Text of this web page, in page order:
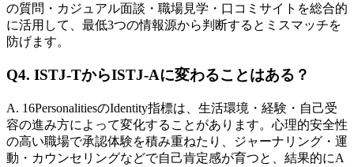
の質問・カジュアル面談・職場見学・口コミサイトを総合的
に活用して、最低3つの情報源から判断するとミスマッチを
防げます。
Q4. ISTJ-TからISTJ-Aに変わることはある？
A. 16PersonalitiesのIdentity指標は、生活環境・経験・自己受
容の進み方によって変化することがあります。心理的安全性
の高い職場で承認体験を積み重ねたり、ジャーナリング・運
動・カウンセリングなどで自己肯定感が育つと、結果的にA